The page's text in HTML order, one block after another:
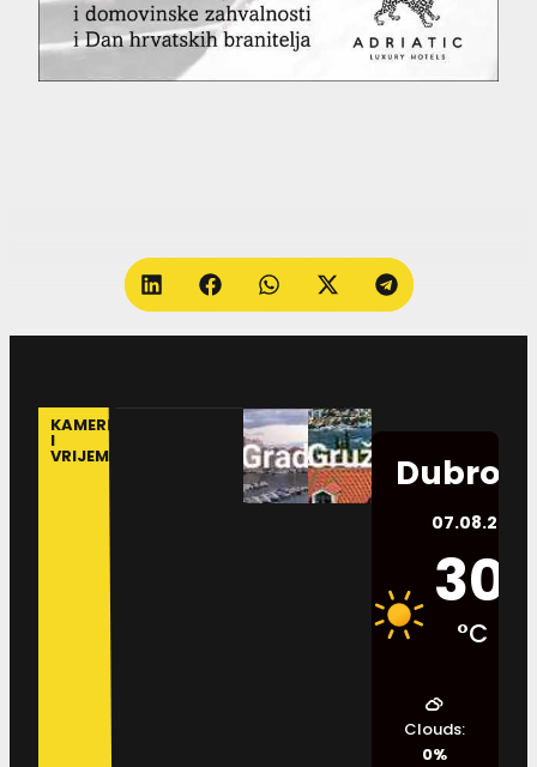
KAMERE
I
VRIJEME
07.08.2026.
30
°C
Clouds:
0%